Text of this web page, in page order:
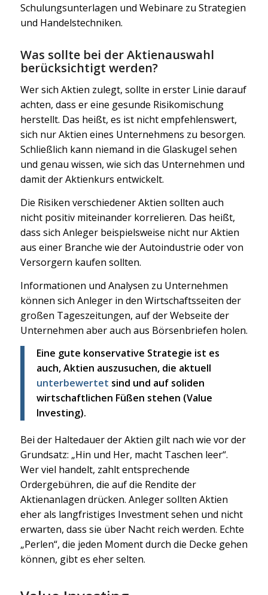
Schulungsunterlagen und Webinare zu Strategien
und Handelstechniken.
Was sollte bei der Aktienauswahl
berücksichtigt werden?
Wer sich Aktien zulegt, sollte in erster Linie darauf
achten, dass er eine gesunde Risikomischung
herstellt. Das heißt, es ist nicht empfehlenswert,
sich nur Aktien eines Unternehmens zu besorgen.
Schließlich kann niemand in die Glaskugel sehen
und genau wissen, wie sich das Unternehmen und
damit der Aktienkurs entwickelt.
Die Risiken verschiedener Aktien sollten auch
nicht positiv miteinander korrelieren. Das heißt,
dass sich Anleger beispielsweise nicht nur Aktien
aus einer Branche wie der Autoindustrie oder von
Versorgern kaufen sollten.
Informationen und Analysen zu Unternehmen
können sich Anleger in den Wirtschaftsseiten der
großen Tageszeitungen, auf der Webseite der
Unternehmen aber auch aus Börsenbriefen holen.
Eine gute konservative Strategie ist es
auch, Aktien auszusuchen, die aktuell
unterbewertet sind und auf soliden
wirtschaftlichen Füßen stehen (Value
Investing).
Bei der Haltedauer der Aktien gilt nach wie vor der
Grundsatz: „Hin und Her, macht Taschen leer“.
Wer viel handelt, zahlt entsprechende
Ordergebühren, die auf die Rendite der
Aktienanlagen drücken. Anleger sollten Aktien
eher als langfristiges Investment sehen und nicht
erwarten, dass sie über Nacht reich werden. Echte
„Perlen“, die jeden Moment durch die Decke gehen
können, gibt es eher selten.